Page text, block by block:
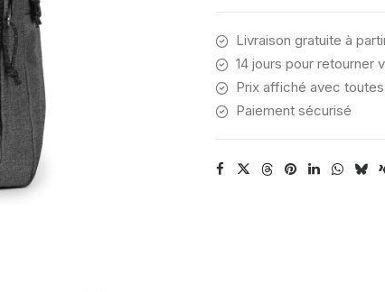
Livraison gratuite à
14 jours pour retourner
Prix affiché avec
Paiement sécurisé